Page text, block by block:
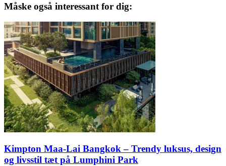
Måske også interessant for dig:
Kimpton Maa-Lai Bangkok – Trendy luksus, design
og livsstil tæt på Lumphini Park